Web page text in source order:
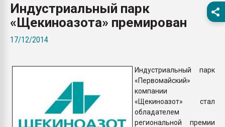
28.07.2026
ПЕРЕЙТИ НА
Индустриальный парк
«Щекиноазота» премирован
17/12/2014
Индустриальный парк
«Первомайский»
компании
«Щекиноазот» стал
обладателем
региональной премии